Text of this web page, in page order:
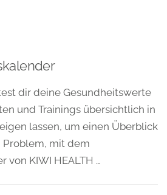
dir deine Gesundheitswerte
und Trainings übersichtlich in
lassen, um einen Überblick
Problem, mit dem
von KIWI HEALTH …